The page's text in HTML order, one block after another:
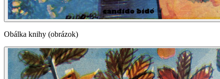
Obálka knihy (obrázok)